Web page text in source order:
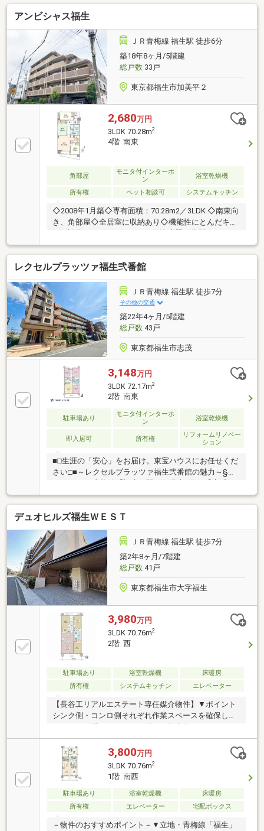
その他希望に合う物件（未公開含む）のご提案弊社は
不動産総合企業です。お客さまに寄り添ったサービス
を心がけています。それぞれのご家族にあう価値をご
提案をいたします。まずはお気軽に現地をご覧下さい
ませ。物件の確認事項、ご見学希望のお客様は下記番
号までご連絡下さい。お問合せ先：0120-127-511いつ
でもお待ちしております。
アンビシャス福生
ＪＲ青梅線 福生駅 徒歩6分
築18年8ヶ月/5階建
総戸数33戸
東京都福生市加美平２
2,680万円
3LDK 70.28m2
4階 南東
角部屋
モニタ付インターホ
ン
浴室乾燥機
所有権 ペット相談可 システムキッチン
◇2008年1月築◇専有面積：70.28m2／3LDK ◇南東向
き、角部屋◇全居室に収納あり◇機能性にとんだキッ
水栓◇1418サイズの浴室◆オートロック◆防犯カメラ
有（共用部）◆24時間集中管理システム◆宅配ボック
ス◆ペット飼育可能（細則有）
レクセルプラッツァ福生弐番館
ＪＲ青梅線 福生駅 徒歩7分
その他の交通
築22年4ヶ月/5階建
総戸数43戸
東京都福生市志茂
3,148万円
3LDK 72.17m2
2階 南東
駐車場あり
モニタ付インターホ
ン
浴室乾燥機
即入居可 所有権
リフォームリノベー
ション
■□生涯の「安心」をお届け。東宝ハウスにお任せくだ
さい□■～レクセルプラッツァ福生弐番館の魅力～§ア
駅まで徒歩8分§LDK・約6.0帖洋室が南東バルコニーに
面しています。§LDKと隣接する洋室の引き戸を開放
し、約20.2帖の空間として利用可能。§食器洗乾燥機
や浄水器、浴室暖房乾燥機など、機能的な各種設備も
充実。§2つのWICやリビング収納など、収納スペース
も豊富です。§ペット飼育可のマンションです(飼育細
則あり)。§2026年7月内装リノベーション完了・フロ
ーリング新規上貼り、全室クロス新規貼替・キッチ
ン、ユニットバス、トイレ新規交換など
デュオヒルズ福生ＷＥＳＴ
ＪＲ青梅線 福生駅 徒歩7分
築2年8ヶ月/7階建
総戸数41戸
東京都福生市大字福生
3,980万円
3LDK 70.76m2
2階 西
駐車場あり 浴室乾燥機
床暖房
所有権
システムキッチン エレベーター
【長谷工リアルエステート専任媒介物件】▼ポイント
シンク側・コンロ側それぞれ作業スペースを確保した
工夫された洗面室ウォークインクローゼット他収納充
実2024年1月築▼充実の設備床暖房（LD部分）浴室暖
房乾燥機食器洗浄機1418サイズの浴室温水洗浄便座、
他▼ペット飼育飼育可(飼育細則有)犬及び猫 1住戸あ
たり2匹以内▼仲介サポート適用引渡後も安心な建物
保証安心の設備保証24時間駆けつけサービス ※弊社
仲介でご購入者様限定▼備考私道負担有(168.75㎡、共
3,800万円
3LDK 70.76m2
1階 南西
駐車場あり 浴室乾燥機
床暖房
所有権
エレベーター 宅配ボックス
－物件のおすすめポイント－▼立地・青梅線「福生」